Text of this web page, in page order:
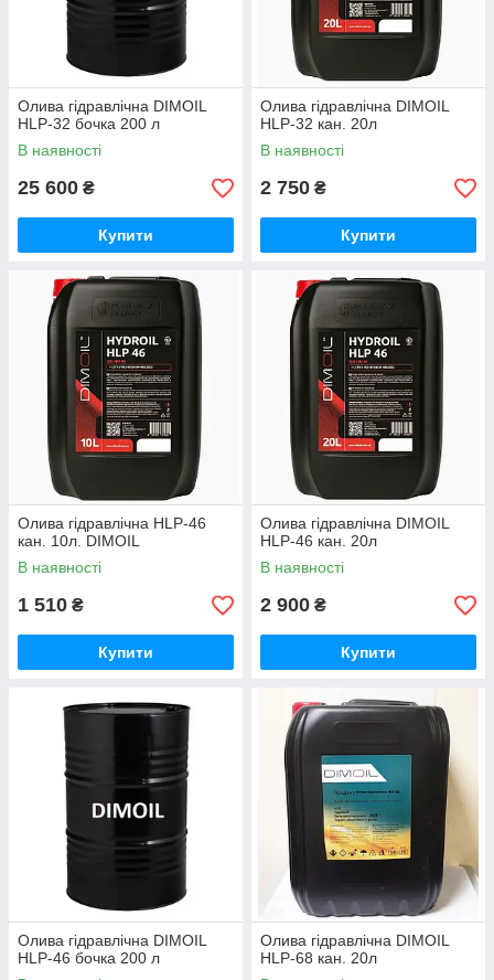
Олива гідравлічна DIMOIL
HLP-32 бочка 200 л
В наявності
25 600 ₴
Купити
Олива гідравлічна DIMOIL
HLP-32 кан. 20л
В наявності
2 750 ₴
Купити
Олива гідравлічна HLP-46
кан. 10л. DIMOIL
В наявності
1 510 ₴
Купити
Олива гідравлічна DIMOIL
HLP-46 кан. 20л
В наявності
2 900 ₴
Купити
Олива гідравлічна DIMOIL
HLP-46 бочка 200 л
Олива гідравлічна DIMOIL
HLP-68 кан. 20л